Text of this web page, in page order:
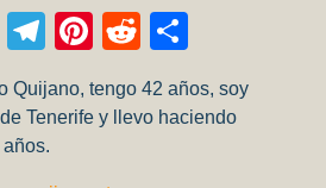
CopyTelegram
Pinterest
Reddit
Quijano, tengo 42 años, soy
Tenerife y llevo haciendo